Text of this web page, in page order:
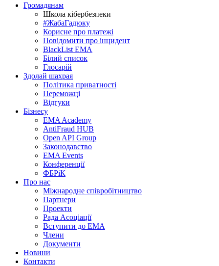
Громадянам
Школа кібербезпеки
#ЖабаГадюку
Корисне про платежі
Повідомити про інцидент
BlackList EMA
Білий список
Глосарій
Здолай шахрая
Політика приватності
Переможцi
Відгуки
Бізнесу
EMA Academy
AntiFraud HUB
Open API Group
Законодавство
EMA Events
Конференції
ФБРіК
Про нас
Міжнародне співробітництво
Партнери
Проекти
Рада Асоціації
Вступити до ЕМА
Члени
Документи
Новини
Контакти